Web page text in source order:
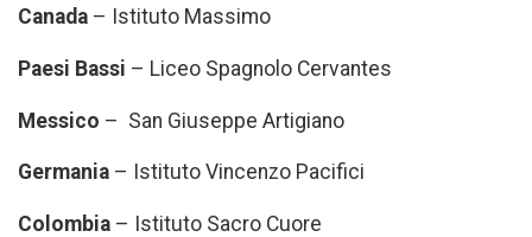
Canada – Istituto Massimo
Paesi Bassi – Liceo Spagnolo Cervantes
Messico – San Giuseppe Artigiano
Germania – Istituto Vincenzo Pacifici
Colombia – Istituto Sacro Cuore